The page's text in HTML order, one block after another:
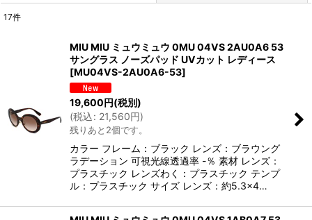
絞り込む
17件
MIU MIU ミュウミュウ 0MU 04VS 2AU0A6 53
サングラス ノーズパッド UVカット レディース
[MU04VS-2AU0A6-53]
19,600円(税別)
(税込: 21,560円)
残りあと2個です。
カラー フレーム：ブラック レンズ：ブラウング
ラデーション 可視光線透過率 -％ 素材 レンズ：
プラスチック レンズわく：プラスチック テンプ
ル：プラスチック サイズ レンズ：約5.3×4…